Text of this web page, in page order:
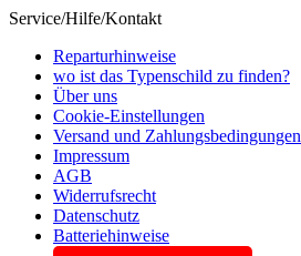
Service/Hilfe/Kontakt
Reparturhinweise
wo ist das Typenschild zu finden?
Über uns
Cookie-Einstellungen
Versand und Zahlungsbedingungen
Impressum
AGB
Widerrufsrecht
Datenschutz
Batteriehinweise